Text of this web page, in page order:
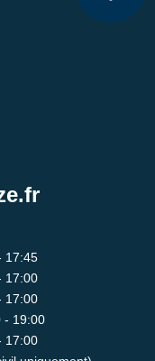
17:45
17:00
17:00
- 19:00
17:00